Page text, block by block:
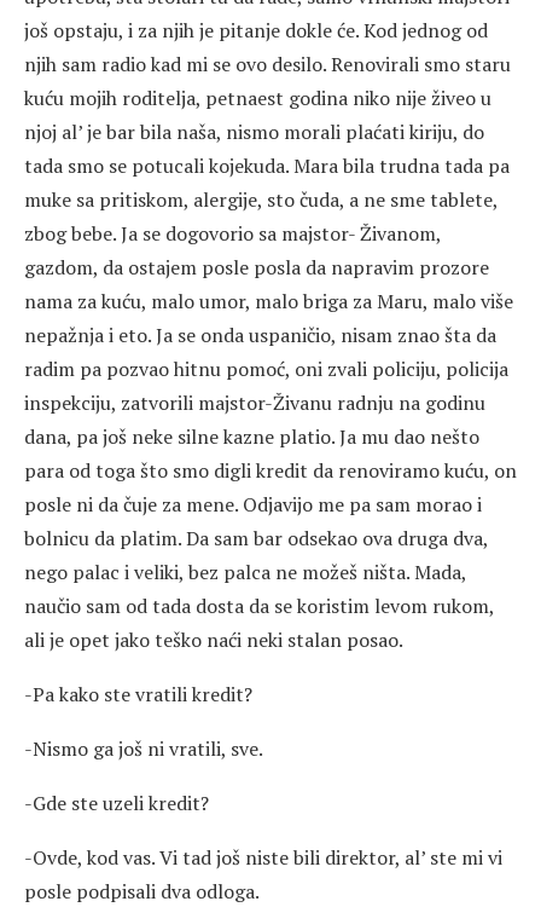
još opstaju, i za njih je pitanje dokle će. Kod jednog od
njih sam radio kad mi se ovo desilo. Renovirali smo staru
kuću mojih roditelja, petnaest godina niko nije živeo u
njoj al’ je bar bila naša, nismo morali plaćati kiriju, do
tada smo se potucali kojekuda. Mara bila trudna tada pa
muke sa pritiskom, alergije, sto čuda, a ne sme tablete,
zbog bebe. Ja se dogovorio sa majstor- Živanom,
gazdom, da ostajem posle posla da napravim prozore
nama za kuću, malo umor, malo briga za Maru, malo više
nepažnja i eto. Ja se onda uspaničio, nisam znao šta da
radim pa pozvao hitnu pomoć, oni zvali policiju, policija
inspekciju, zatvorili majstor-Živanu radnju na godinu
dana, pa još neke silne kazne platio. Ja mu dao nešto
para od toga što smo digli kredit da renoviramo kuću, on
posle ni da čuje za mene. Odjavijo me pa sam morao i
bolnicu da platim. Da sam bar odsekao ova druga dva,
nego palac i veliki, bez palca ne možeš ništa. Mada,
naučio sam od tada dosta da se koristim levom rukom,
ali je opet jako teško naći neki stalan posao.
-Pa kako ste vratili kredit?
-Nismo ga još ni vratili, sve.
-Gde ste uzeli kredit?
-Ovde, kod vas. Vi tad još niste bili direktor, al’ ste mi vi
posle podpisali dva odloga.